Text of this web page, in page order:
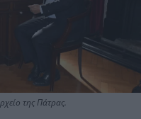
της Πάτρας.